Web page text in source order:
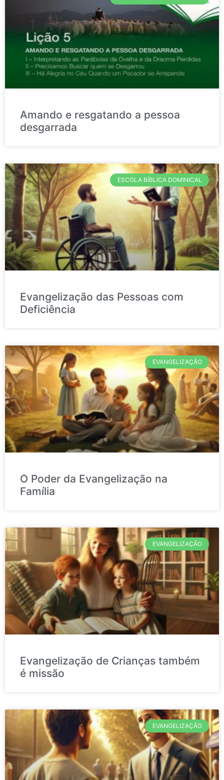
Amando e resgatando a pessoa
desgarrada
ESCOLA BÍBLICA DOMINICAL
Evangelização das Pessoas com
Deficiência
EVANGELIZAÇÃO
O Poder da Evangelização na
Família
EVANGELIZAÇÃO
Evangelização de Crianças também
é missão
EVANGELIZAÇÃO